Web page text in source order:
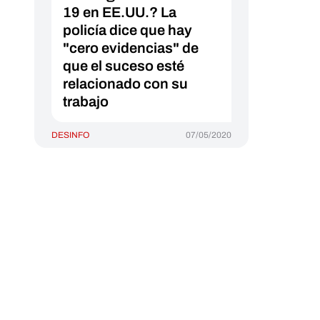
19 en EE.UU.? La
policía dice que hay
"cero evidencias" de
que el suceso esté
relacionado con su
trabajo
DESINFO 07/05/2020